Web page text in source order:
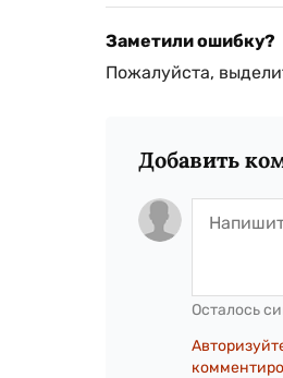
Заметили ошибку?
Пожалуйста,
Добавить
Осталось